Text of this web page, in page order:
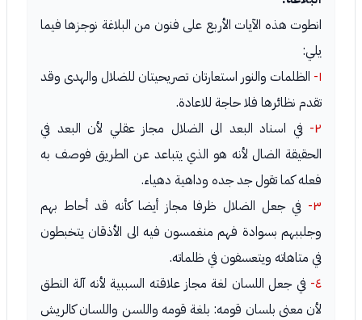
انطوت هذه الآيات الأربع على فنون من البلاغة نوجزها فيما
يلي:
١- الظلمات والنور استعارتان تصريحيتان للضلال والهدى وقد
تقدم نظائرها فلا حاجة للاعادة.
٢-
في اسناد البعد الى الضلال مجاز عقلي لأن البعد في
الحقيقة الضال لأنه هو الذي يتباعد عن الطريق فوصف به
فعله كما تقول جد جده وداهية دهياء.
٣-
في جعل الضلال ظرفا مجاز أيضا كأنه قد أحاط بهم
وجلببهم بسوادة فهم منغمسون فيه الى الأذقان يتخبطون
في متاهاته ويتعسفون في ظلماته.
٤- في جعل اللسان لغة مجاز علاقته السببية لأنه آلة النطق
لأن معنى بلسان قومه: بلغة قومه واللسن واللسان كالريش